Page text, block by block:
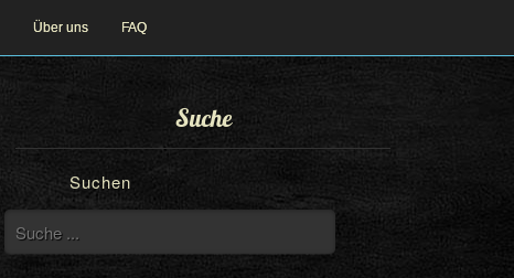
Über uns FAQ
Suche
Suchen